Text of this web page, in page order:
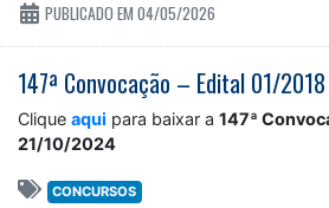
PUBLICADO EM 04/05/2026
147ª Convocação – Edital 01/2018
Clique aqui para baixar a 147ª
21/10/2024
CONCURSOS